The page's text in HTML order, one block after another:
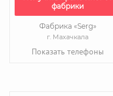
фабрики
Фабрика «Serg»
г. Махачкала
Показать телефоны